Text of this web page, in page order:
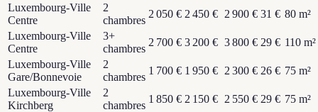
Luxembourg-Ville
Centre
2
chambres
2 050 € 2 450 € 2 900 € 31 € 80 m²
Luxembourg-Ville
Centre
3+
chambres
2 700 € 3 200 € 3 800 € 29 € 110 m²
Luxembourg-Ville
Gare/Bonnevoie
2
chambres
1 700 € 1 950 € 2 300 € 26 € 75 m²
Luxembourg-Ville
Kirchberg
2
chambres
1 850 € 2 150 € 2 550 € 29 € 75 m²